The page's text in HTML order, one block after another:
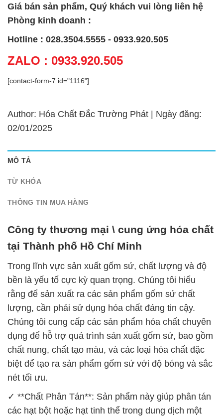
Giá bán sản phẩm, Quý khách vui lòng liên hệ
Phòng kinh doanh :
Hotline : 028.3504.5555 - 0933.920.505
ZALO : 0933.920.505
[contact-form-7 id="1116"]
Author: Hóa Chất Đắc Trường Phát | Ngày đăng:
02/01/2025
MÔ TẢ
TỪ KHÓA
THÔNG TIN MUA HÀNG
Công ty thương mại \ cung ứng hóa chất
tại Thành phố Hồ Chí Minh
Trong lĩnh vực sản xuất gốm sứ, chất lượng và độ
bền là yếu tố cực kỳ quan trọng. Chúng tôi hiểu
rằng để sản xuất ra các sản phẩm gốm sứ chất
lượng, cần phải sử dụng hóa chất đáng tin cậy.
Chúng tôi cung cấp các sản phẩm hóa chất chuyên
dụng để hỗ trợ quá trình sản xuất gốm sứ, bao gồm
chất nung, chất tạo màu, và các loại hóa chất đặc
biệt để tạo ra sản phẩm gốm sứ với độ bóng và sắc
nét tối ưu.
✓ **Chất Phân Tán**: Sản phẩm này giúp phân tán
các hạt bột hoặc hạt tinh thể trong dung dịch một